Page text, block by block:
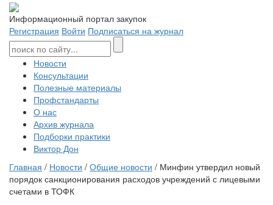
Информационный портал закупок
Регистрация Войти Подписаться на журнал
Новости
Консультации
Полезные материалы
Профстандарты
О нас
Архив журнала
Подборки практики
Виктор Дон
Главная / Новости / Общие новости / Минфин утвердил новый
порядок санкционирования расходов учреждений с лицевыми
счетами в ТОФК